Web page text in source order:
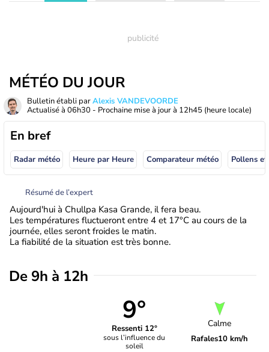
MÉTÉO DU JOUR
Bulletin établi parAlexis VANDEVOORDE
Actualisé à 06h30 - Prochaine mise à jour à 12h45 (heure locale)
En bref
Radar météo Heure par Heure Comparateur météo Pollens
Résumé de l’expert
Aujourd'hui à Chullpa Kasa Grande, il fera beau.
Les températures fluctueront entre 4 et 17°C au cours de la
journée, elles seront froides le matin.
La fiabilité de la situation est très bonne.
De 9h à 12h
9°
Ressenti 12°
sous l’influence du
soleil
Calme
Rafales10 km/h